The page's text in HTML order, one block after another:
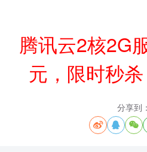
腾讯云2核2G
元，限时秒
分享到：
  